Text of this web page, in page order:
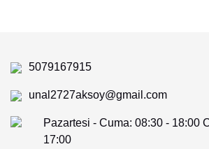
5079167915
unal2727aksoy@gmail.com
Pazartesi - Cuma: 08:30 - 18:00
17:00